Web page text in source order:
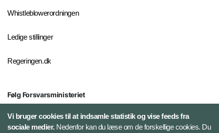
Whistleblowerordningen
Ledige stillinger
Regeringen.dk
Følg Forsvarsministeriet
X
Vi bruger cookies til at indsamle statistik og vise feeds fra
sociale medier.Nedenfor kan du læse om de forskellige cookies. Du